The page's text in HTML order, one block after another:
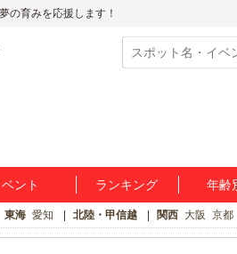
の育みを応援します！
ント ランキング 年齢
東海 愛知 北陸・甲信越 関西 大阪 京都